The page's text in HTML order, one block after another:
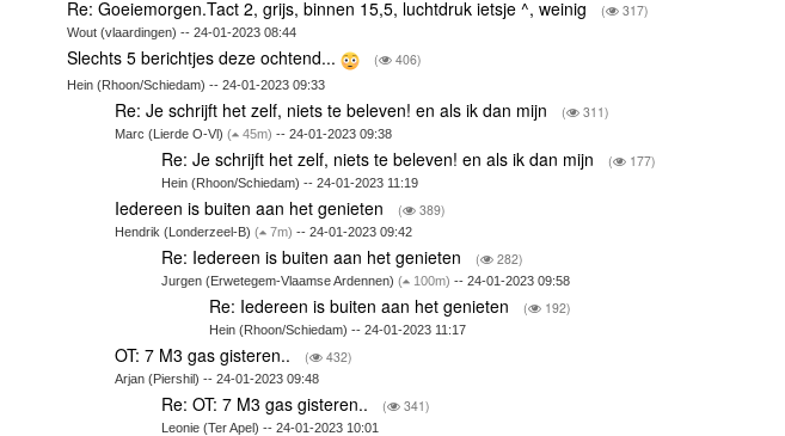
Re: Goeiemorgen.Tact 2, grijs, binnen 15,5, luchtdruk ietsje ^, weinig ( 317)
Wout (vlaardingen) -- 24-01-2023 08:44
Slechts 5 berichtjes deze ochtend... ( 406)
Hein (Rhoon/Schiedam) -- 24-01-2023 09:33
Re: Je schrijft het zelf, niets te beleven! en als ik dan mijn ( 311)
Marc (Lierde O-Vl) ( 45m) -- 24-01-2023 09:38
Re: Je schrijft het zelf, niets te beleven! en als ik dan mijn ( 177)
Hein (Rhoon/Schiedam) -- 24-01-2023 11:19
Iedereen is buiten aan het genieten ( 389)
Hendrik (Londerzeel-B) ( 7m) -- 24-01-2023 09:42
Re: Iedereen is buiten aan het genieten ( 282)
Jurgen (Erwetegem-Vlaamse Ardennen)( 100m) -- 24-01-2023 09:58
Re: Iedereen is buiten aan het genieten ( 192)
Hein (Rhoon/Schiedam) -- 24-01-2023 11:17
OT: 7 M3 gas gisteren.. ( 432)
Arjan (Piershil) -- 24-01-2023 09:48
Re: OT: 7 M3 gas gisteren.. ( 341)
Leonie (Ter Apel) -- 24-01-2023 10:01